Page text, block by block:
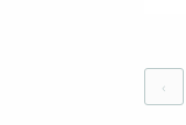
‹